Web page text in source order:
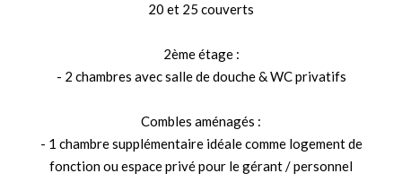
20 et 25 couverts
2ème étage :
- 2 chambres avec salle de douche & WC privatifs
Combles aménagés :
- 1 chambre supplémentaire idéale comme logement de
fonction ou espace privé pour le gérant / personnel